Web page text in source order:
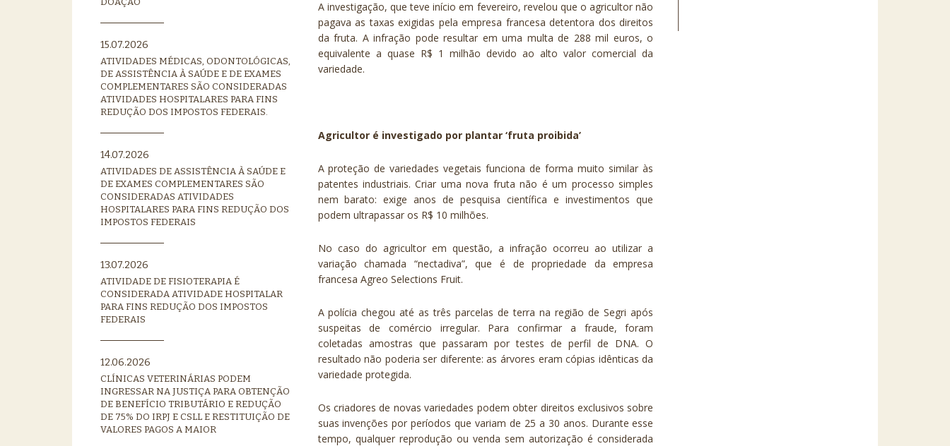
15.07.2026
ATIVIDADES MÉDICAS, ODONTOLÓGICAS,
DE ASSISTÊNCIA À SAÚDE E DE EXAMES
COMPLEMENTARES SÃO CONSIDERADAS
ATIVIDADES HOSPITALARES PARA FINS
REDUÇÃO DOS IMPOSTOS FEDERAIS.
14.07.2026
ATIVIDADES DE ASSISTÊNCIA À SAÚDE E
DE EXAMES COMPLEMENTARES SÃO
CONSIDERADAS ATIVIDADES
HOSPITALARES PARA FINS REDUÇÃO DOS
IMPOSTOS FEDERAIS
13.07.2026
ATIVIDADE DE FISIOTERAPIA É
CONSIDERADA ATIVIDADE HOSPITALAR
PARA FINS REDUÇÃO DOS IMPOSTOS
FEDERAIS
12.06.2026
CLÍNICAS VETERINÁRIAS PODEM
INGRESSAR NA JUSTIÇA PARA OBTENÇÃO
DE BENEFÍCIO TRIBUTÁRIO E REDUÇÃO
DE 75% DO IRPJ E CSLL E RESTITUIÇÃO DE
VALORES PAGOS A MAIOR
A investigação, que teve início em fevereiro, revelou que o agricultor não
pagava as taxas exigidas pela empresa francesa detentora dos direitos
da fruta. A infração pode resultar em uma multa de 288 mil euros, o
equivalente a quase R$ 1 milhão devido ao alto valor comercial da
variedade.
Agricultor é investigado por plantar ‘fruta proibida’
A proteção de variedades vegetais funciona de forma muito similar às
patentes industriais. Criar uma nova fruta não é um processo simples
nem barato: exige anos de pesquisa científica e investimentos que
podem ultrapassar os R$ 10 milhões.
No caso do agricultor em questão, a infração ocorreu ao utilizar a
variação chamada “nectadiva”, que é de propriedade da empresa
francesa Agreo Selections Fruit.
A polícia chegou até as três parcelas de terra na região de Segri após
suspeitas de comércio irregular. Para confirmar a fraude, foram
coletadas amostras que passaram por testes de perfil de DNA. O
resultado não poderia ser diferente: as árvores eram cópias idênticas da
variedade protegida.
Os criadores de novas variedades podem obter direitos exclusivos sobre
suas invenções por períodos que variam de 25 a 30 anos. Durante esse
tempo, qualquer reprodução ou venda sem autorização é considerada